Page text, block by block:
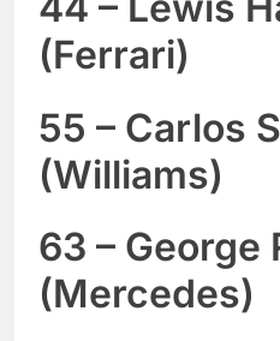
(Ferrari)
55 – Carlos
(Williams)
63 – George
(Mercedes)